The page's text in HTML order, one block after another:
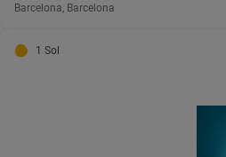
Barcelona, Barcelona
1 Sol